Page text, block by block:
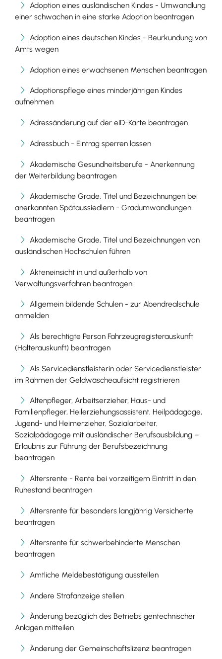
Adoption eines ausländischen Kindes - Umwandlung
einer schwachen in eine starke Adoption beantragen
Adoption eines deutschen Kindes - Beurkundung von
Amts wegen
Adoption eines erwachsenen Menschen beantragen
Adoptionspflege eines minderjährigen Kindes
aufnehmen
Adressänderung auf der eID-Karte beantragen
Adressbuch - Eintrag sperren lassen
Akademische Gesundheitsberufe - Anerkennung
der Weiterbildung beantragen
Akademische Grade, Titel und Bezeichnungen bei
anerkannten Spätaussiedlern - Gradumwandlungen
beantragen
Akademische Grade, Titel und Bezeichnungen von
ausländischen Hochschulen führen
Akteneinsicht in und außerhalb von
Verwaltungsverfahren beantragen
Allgemein bildende Schulen - zur Abendrealschule
anmelden
Als berechtigte Person Fahrzeugregisterauskunft
(Halterauskunft) beantragen
Als Servicedienstleisterin oder Servicedienstleister
im Rahmen der Geldwäscheaufsicht registrieren
Altenpfleger, Arbeitserzieher, Haus- und
Familienpfleger, Heilerziehungsassistent, Heilpädagoge,
Jugend- und Heimerzieher, Sozialarbeiter,
Sozialpädagoge mit ausländischer Berufsausbildung –
Erlaubnis zur Führung der Berufsbezeichnung
beantragen
Altersrente - Rente bei vorzeitigem Eintritt in den
Ruhestand beantragen
Altersrente für besonders langjährig Versicherte
beantragen
Altersrente für schwerbehinderte Menschen
beantragen
Amtliche Meldebestätigung ausstellen
Andere Strafanzeige stellen
Änderung bezüglich des Betriebs gentechnischer
Anlagen mitteilen
Änderung der Gemeinschaftslizenz beantragen